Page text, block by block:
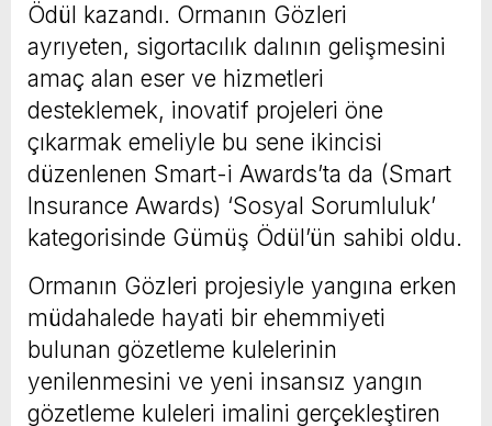
Ödül kazandı. Ormanın Gözleri
ayrıyeten, sigortacılık dalının gelişmesini
amaç alan eser ve hizmetleri
desteklemek, inovatif projeleri öne
çıkarmak emeliyle bu sene ikincisi
düzenlenen Smart-i Awards’ta da (Smart
Insurance Awards) ‘Sosyal Sorumluluk’
kategorisinde Gümüş Ödül’ün sahibi oldu.
Ormanın Gözleri projesiyle yangına erken
müdahalede hayati bir ehemmiyeti
bulunan gözetleme kulelerinin
yenilenmesini ve yeni insansız yangın
gözetleme kuleleri imalini gerçekleştiren